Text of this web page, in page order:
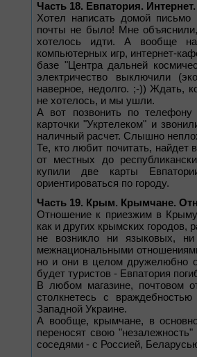
Часть 18. Евпатория.
Хотел написать домой письмо
почты не было! Мне
хотелось идти. А вообще
компьютерных игр, интернет-
базе "Центра дальней
электричество выключили
наверное, недолго. ;-)) Ждать,
не хотелось, и мы ушли.
А вот позвонить по
карточки "Укртелеком" и
наличный расчет. Слышно
Те, кто любит почитать, найдет
от местных до
купили две карты
ориентироваться по городу.
Часть 19. Крым. Крымчане.
Отношение к приезжим в
как и других крымских городов,
не возникло ни языковых,
межнациональными
но и они в целом дружелюбно
будет туристов - Евпатория
В любом магазине, почтовом
столкнетесь с
Западной Украине.
А вообще, крымчане, в
переносят свою
соседями - с Россией,